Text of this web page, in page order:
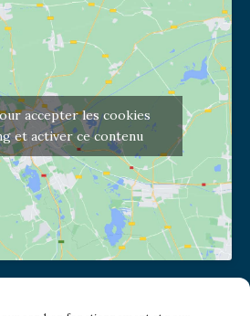
accepter les cookies
et activer ce contenu